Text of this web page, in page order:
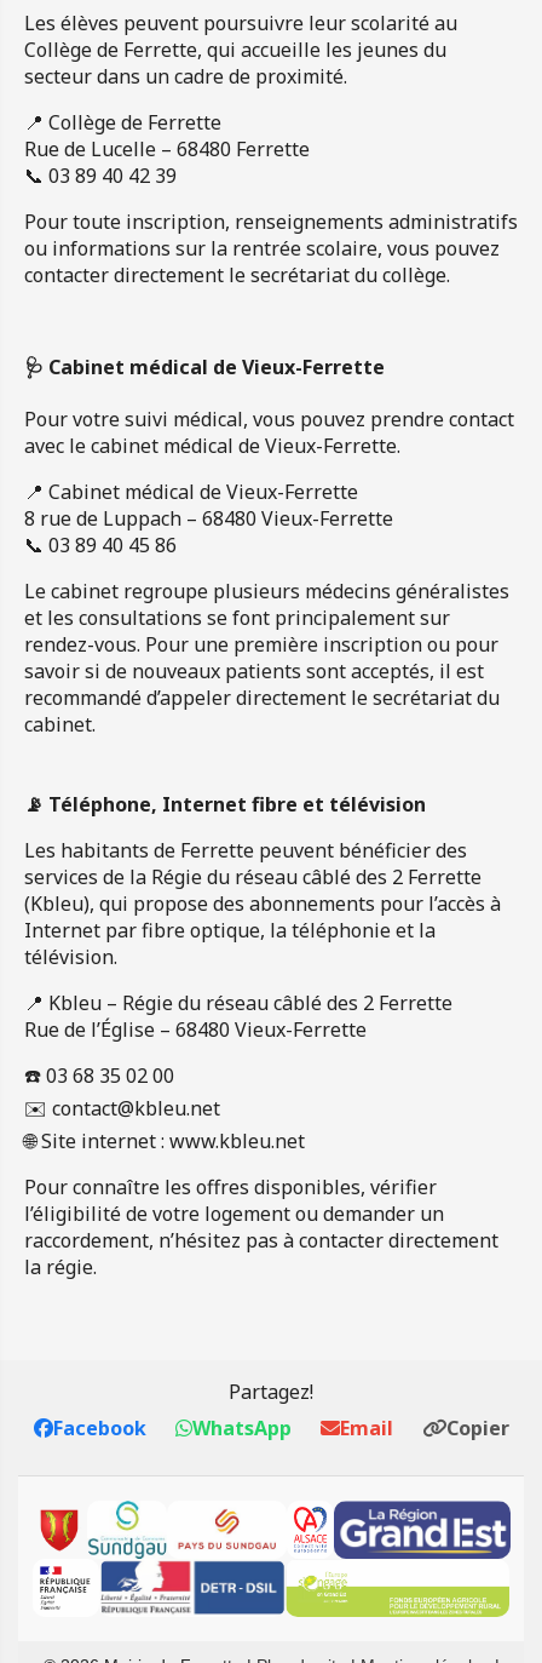
Les élèves peuvent poursuivre leur scolarité au
Collège de Ferrette, qui accueille les jeunes du
secteur dans un cadre de proximité.
📍 Collège de Ferrette
Rue de Lucelle – 68480 Ferrette
📞 03 89 40 42 39
Pour toute inscription, renseignements administratifs
ou informations sur la rentrée scolaire, vous pouvez
contacter directement le secrétariat du collège.
🩺 Cabinet médical de Vieux-Ferrette
Pour votre suivi médical, vous pouvez prendre contact
avec le cabinet médical de Vieux-Ferrette.
📍 Cabinet médical de Vieux-Ferrette
8 rue de Luppach – 68480 Vieux-Ferrette
📞 03 89 40 45 86
Le cabinet regroupe plusieurs médecins généralistes
et les consultations se font principalement sur
rendez-vous. Pour une première inscription ou pour
savoir si de nouveaux patients sont acceptés, il est
recommandé d’appeler directement le secrétariat du
cabinet.
📡 Téléphone, Internet fibre et télévision
Les habitants de Ferrette peuvent bénéficier des
services de la Régie du réseau câblé des 2 Ferrette
(Kbleu), qui propose des abonnements pour l’accès à
Internet par fibre optique, la téléphonie et la
télévision.
📍 Kbleu – Régie du réseau câblé des 2 Ferrette
Rue de l’Église – 68480 Vieux-Ferrette
☎️ 03 68 35 02 00
✉️ contact@kbleu.net
🌐 Site internet : www.kbleu.net
Pour connaître les offres disponibles, vérifier
l’éligibilité de votre logement ou demander un
raccordement, n’hésitez pas à contacter directement
la régie.
Partagez!
Facebook
WhatsApp Email Copier